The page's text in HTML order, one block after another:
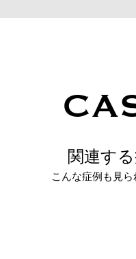
関連す
こんな症例も見